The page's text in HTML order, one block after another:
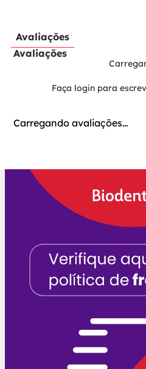
Avaliações
Avaliações
Faça login para
Carregando avaliações…